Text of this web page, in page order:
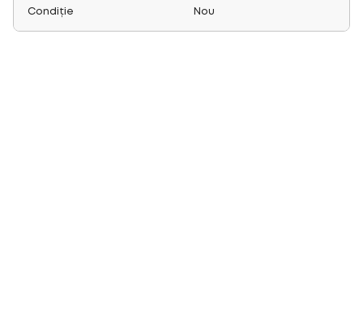
Condiție Nou